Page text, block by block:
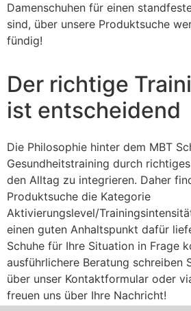
Damenschuhen für einen
sind, über unsere Produktsuche
fündig!
Der richtige
ist entscheidend
Die Philosophie hinter dem MBT
Gesundheitstraining durch
den Alltag zu integrieren. Daher
Produktsuche die Kategorie
Aktivierungslevel/
einen guten Anhaltspunkt dafür
Schuhe für Ihre Situation in Frage
ausführlichere Beratung schreiben
über unser Kontaktformular oder
freuen uns über Ihre Nachricht!